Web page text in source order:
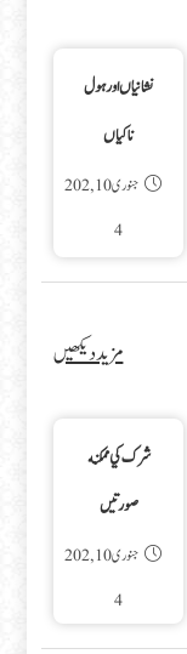
نشانیاں اور ہول
ناکیاں
جنوری 10, 202
4
مزید دیکھیں
شرك كي ممكنه
صورتيں
جنوری 10, 202
4